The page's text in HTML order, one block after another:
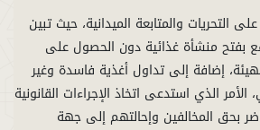
التحريات والمتابعة الميدانية، حيث تبين
بفتح منشأة غذائية دون الحصول على
إضافة إلى تداول أغذية فاسدة وغير
الذي استدعى اتخاذ الإجراءات القانونية
بحق المخالفين وإحالتهم إلى جهة